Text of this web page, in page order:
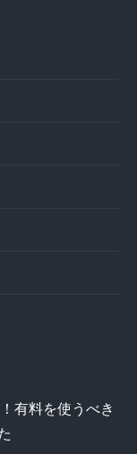
有料を使うべき